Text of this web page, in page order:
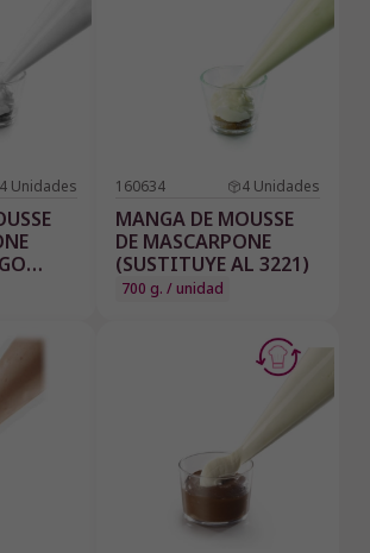
4 Unidades 160634 4 Unidades
MANGA DE MOUSSE
DE MASCARPONE
(SUSTITUYE AL 3221)
700 g. / unidad